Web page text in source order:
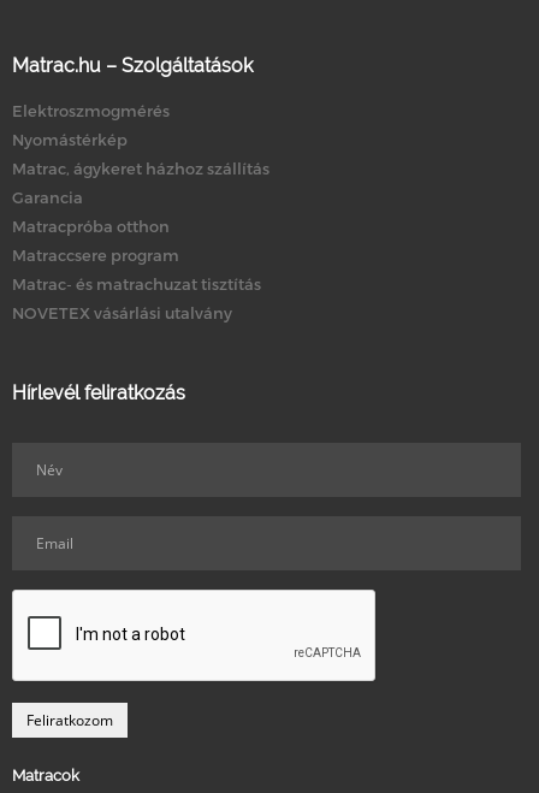
Matrac.hu – Szolgáltatások
Elektroszmogmérés
Nyomástérkép
Matrac, ágykeret házhoz szállítás
Garancia
Matracpróba otthon
Matraccsere program
Matrac- és matrachuzat tisztítás
NOVETEX vásárlási utalvány
Hírlevél feliratkozás
Matracok